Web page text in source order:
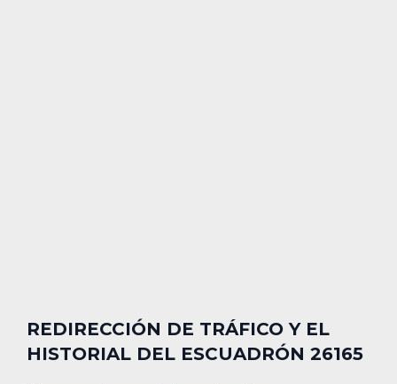
REDIRECCIÓN DE TRÁFICO Y EL
HISTORIAL DEL ESCUADRÓN 26165